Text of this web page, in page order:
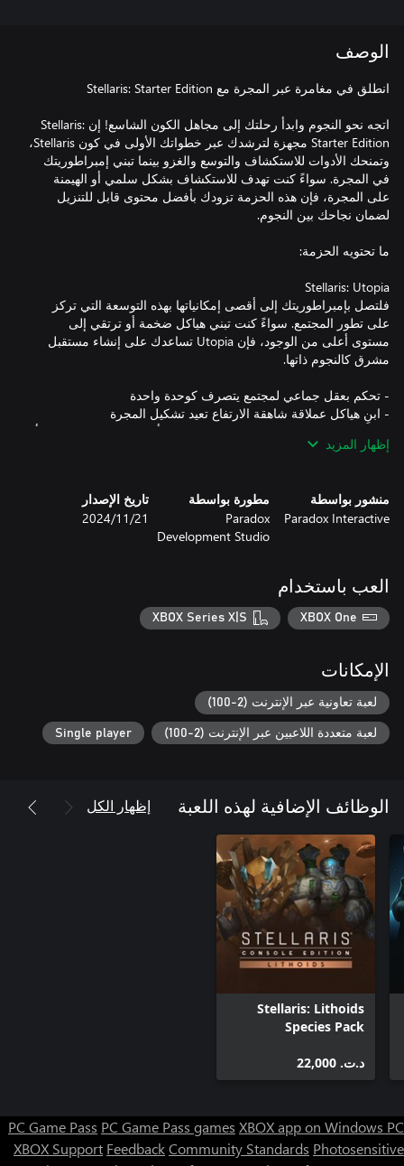
الوصف
اتجه نحو النجوم وابدأ رحلتك إلى مجاهل الكون الشاسع! إن Stellaris:
Starter Edition مجهزة لترشدك عبر خطواتك الأولى في كون Stellaris،
وتمنحك الأدوات للاستكشاف والتوسع والغزو بينما تبني إمبراطوريتك
في المجرة. سواءً كنت تهدف للاستكشاف بشكل سلمي أو الهيمنة
على المجرة، فإن هذه الحزمة تزودك بأفضل محتوى قابل للتنزيل
فلتصل بإمبراطوريتك إلى أقصى إمكانياتها بهذه التوسعة التي تركز
على تطور المجتمع. سواءً كنت تبني هياكل ضخمة أو ترتقي إلى
مستوى أعلى من الوجود، فإن Utopia تساعدك على إنشاء مستقبل
- اعتنق مسارات الارتقاء: البراعة البيولوجية، أو التعديلات السيبرانية، أو
تولَّ قيادة الإمبراطورية الآلية وأعد تشكيل المجرة بالشكل الذي
The Stellaris: Starter Edition هي بوابتك إلى كون مليء بالاحتمالات
اللانهائية. سواءً كنت تلعب للمرة الأولى أو كنت لاعبًا استراتيجيًا
مخضرمًا، فإن هذه التوسعات ستساعدك على السفر عبر الكون وتطوير
إظهار المزيد
منشور بواسطة
Paradox Interactive
مطورة بواسطة
Paradox
Development Studio
تاريخ الإصدار
21‏/11‏/2024
العب باستخدام
XBOX One
XBOX Series X|S
الإمكانات
لعبة تعاونية عبر الإنترنت (2-100)
لعبة متعددة اللاعبين عبر الإنترنت (2-100) Single player
الوظائف الإضافية لهذه اللعبة إظهار الكل
Stellaris: Lithoids
Species Pack
د.ت.‏ 22,000
PC Game Pass PC Game Pass games XBOX app on Windows PC
XBOX Support FeedbackCommunity Standards Photosensitive